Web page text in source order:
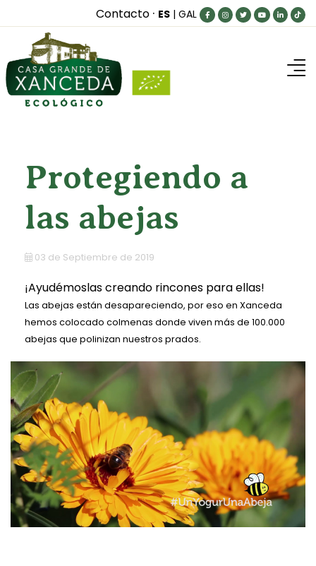
Contacto · ES | GAL
Inicio
Blog
Productos
¿Dónde comprar?
Contacto
Ecovisitas
TLF |981 687 007
Protegiendo a
las abejas
03 de Septiembre de 2019
¡Ayudémoslas creando rincones para ellas!
Las abejas están desapareciendo, por eso en Xanceda
hemos colocado colmenas donde viven más de 100.000
abejas que polinizan nuestros prados.